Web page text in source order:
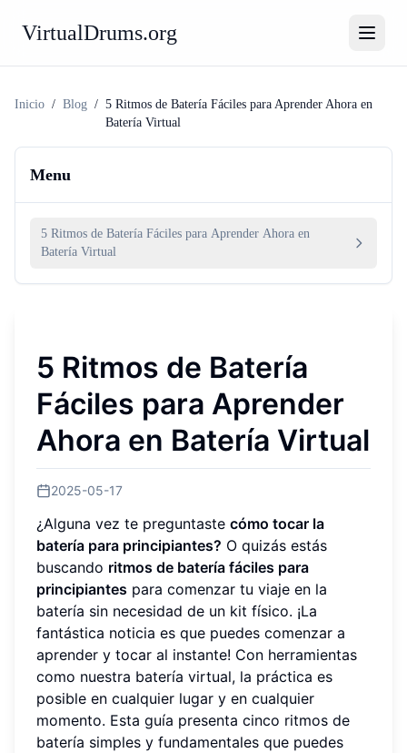
VirtualDrums.org
Inicio / Blog / 5 Ritmos de Batería Fáciles para Aprender Ahora en
Batería Virtual
Menu
5 Ritmos de Batería Fáciles para Aprender Ahora en
Batería Virtual
5 Ritmos de Batería
Fáciles para Aprender
Ahora en Batería Virtual
2025-05-17
¿Alguna vez te preguntaste cómo tocar la
batería para principiantes? O quizás estás
buscando ritmos de batería fáciles para
principiantes para comenzar tu viaje en la
batería sin necesidad de un kit físico. ¡La
fantástica noticia es que puedes comenzar a
aprender y tocar al instante! Con herramientas
como nuestra batería virtual, la práctica es
posible en cualquier lugar y en cualquier
momento. Esta guía presenta cinco ritmos de
batería simples y fundamentales que puedes